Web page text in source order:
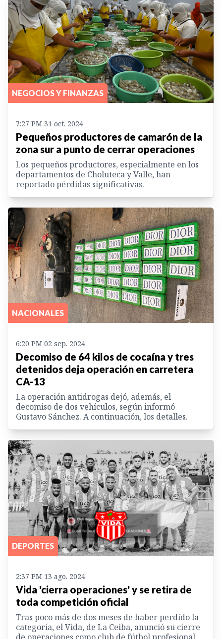
NEGOCIOS Y FINANZAS
7:27 PM 31 oct. 2024
Pequeños productores de camarón de la
zona sur a punto de cerrar operaciones
Los pequeños productores, especialmente en los
departamentos de Choluteca y Valle, han
reportado pérdidas significativas.
NACIONALES
6:20 PM 02 sep. 2024
Decomiso de 64 kilos de cocaína y tres
detenidos deja operación en carretera
CA-13
La operación antidrogas dejó, además, el
decomiso de dos vehículos, según informó
Gustavo Sánchez. A continuación, los detalles.
DEPORTES
2:37 PM 13 ago. 2024
Vida 'cierra operaciones' y se retira de
toda competición oficial
Tras poco más de dos meses de haber perdido la
categoría, el Vida, de La Ceiba, anunció su cierre